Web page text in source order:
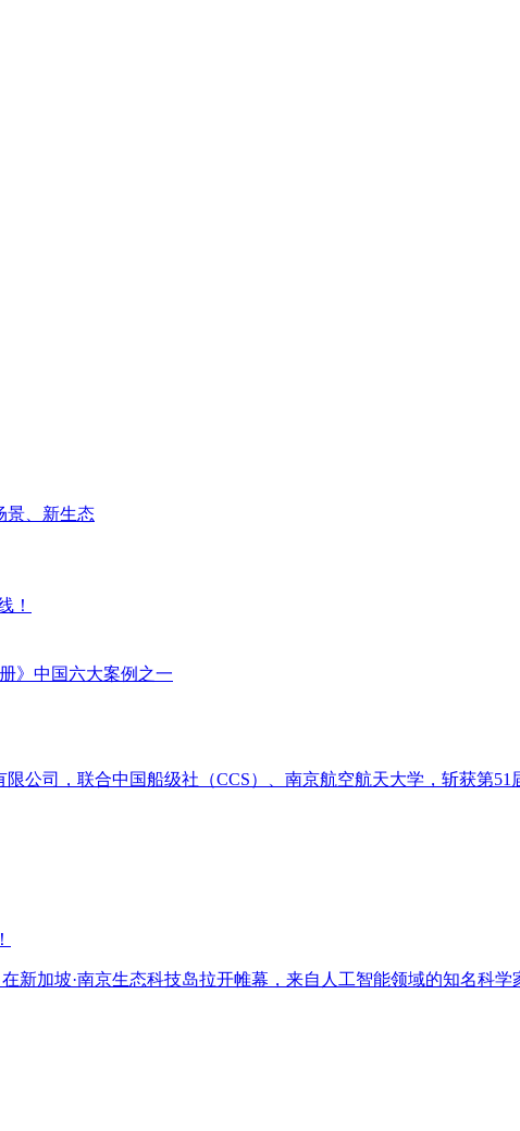
景、新生态
！
》中国六大案例之一
公司，联合中国船级社（CCS）、南京航空航天大学，斩获第
新加坡·南京生态科技岛拉开帷幕，来自人工智能领域的知名科